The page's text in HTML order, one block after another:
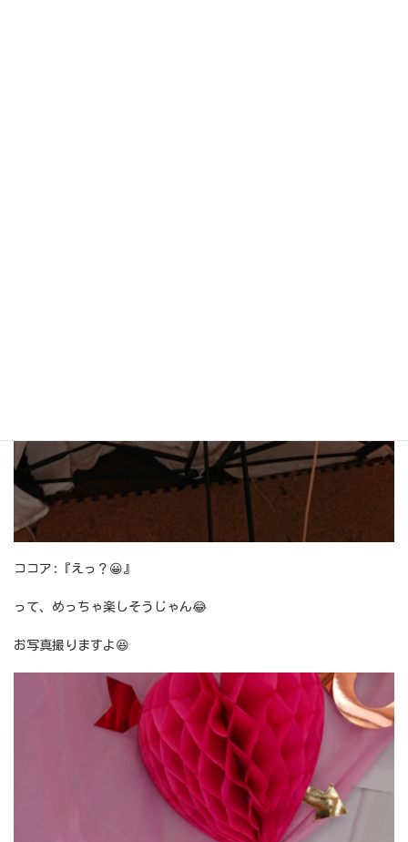
ココア:『えっ？😀』
って、めっちゃ楽しそうじゃん😂
お写真撮りますよ😆